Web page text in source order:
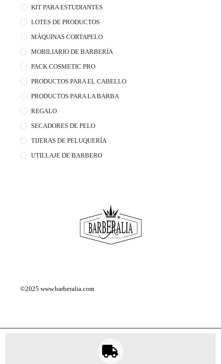
KIT PARA ESTUDIANTES
LOTES DE PRODUCTOS
MÁQUINAS CORTAPELO
MOBILIARIO DE BARBERÍA
PACK COSMETIC PRO
PRODUCTOS PARA EL CABELLO
PRODUCTOS PARA LA BARBA
REGALO
SECADORES DE PELO
TIJERAS DE PELUQUERÍA
UTILLAJE DE BARBERO
©2025www.barberalia.com